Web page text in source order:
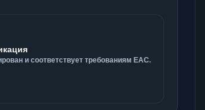
и соответствует требованиям ЕАС.